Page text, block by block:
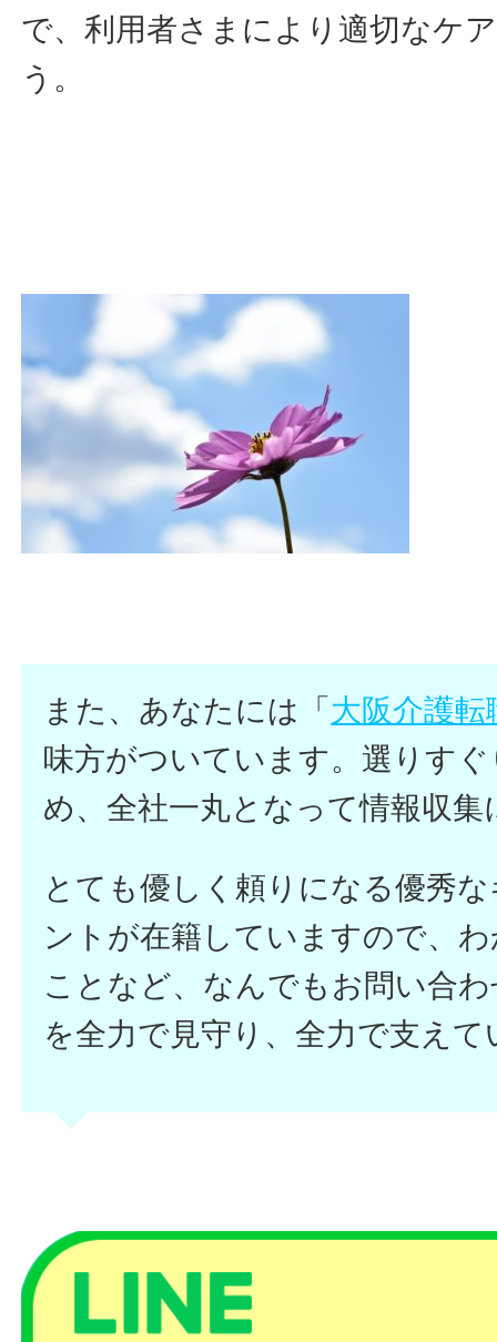
で、利用者さまにより適切なケ
う。
また、あなたには「 大阪介護
味方がついています。選りす
め、全社一丸となって情報収
とても優しく頼りになる優秀
ントが在籍していますので、
ことなど、なんでもお問い合
を全力で見守り、全力で支え